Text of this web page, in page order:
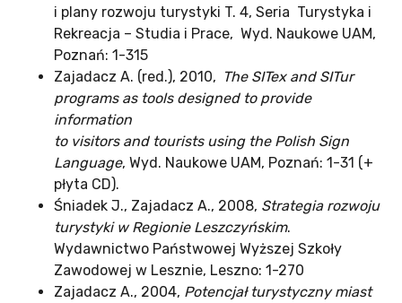
i plany rozwoju turystyki T. 4, Seria Turystyka i
Rekreacja – Studia i Prace, Wyd. Naukowe UAM,
Poznań: 1-315
Zajadacz A. (red.), 2010, The SITex and SITur
programs as tools designed to provide
information
to visitors and tourists using the Polish Sign
Language, Wyd. Naukowe UAM, Poznań: 1-31 (+
płyta CD).
Śniadek J., Zajadacz A., 2008, Strategia rozwoju
turystyki w Regionie Leszczyńskim.
Wydawnictwo Państwowej Wyższej Szkoły
Zawodowej w Lesznie, Leszno: 1-270
Zajadacz A., 2004, Potencjał turystyczny miast